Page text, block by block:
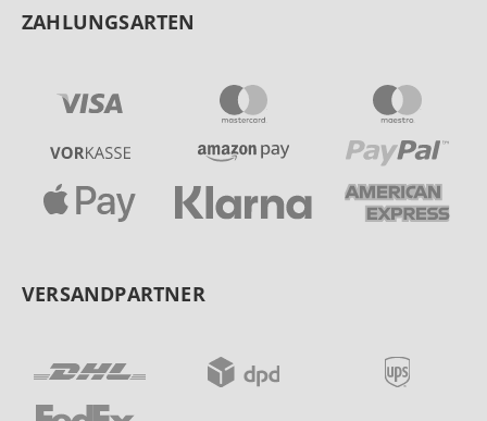
ZAHLUNGSARTEN
VERSANDPARTNER